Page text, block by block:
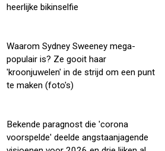
heerlijke bikinselfie
Waarom Sydney Sweeney mega-
populair is? Ze gooit haar
'kroonjuwelen' in de strijd om een punt
te maken (foto's)
Bekende paragnost die 'corona
voorspelde' deelde angstaanjagende